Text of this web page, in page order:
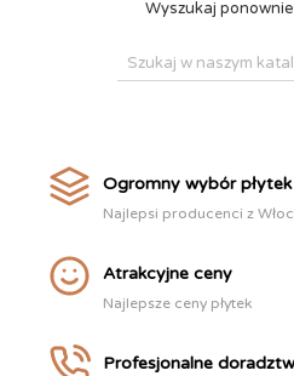
Wyszukaj
Ogromny wybór płytek
Najlepsi producenci z
Atrakcyjne ceny
Najlepsze ceny płytek
Profesjonalne